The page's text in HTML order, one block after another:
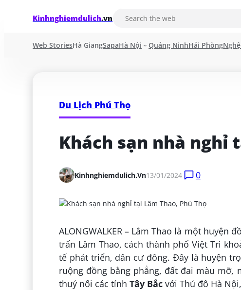
Kinhnghiemdulich.vn
Web StoriesHà GiangSapaHà Nội Quảng NinhHải Phòng
Du Lịch Phú Thọ
Khách sạn nhà nghỉ
Kinhnghiemdulich.vn13/01/2024 0
ALONGWALKER – Lâm Thao là một huyện
trấn Lâm Thao, cách thành phố Việt Trì
tế phát triển, dân cư đông. Đây là huyện
ruộng đồng bằng phẳng, đất đai màu
thuỷ nối các tỉnh Tây Bắc với Thủ đô Hà